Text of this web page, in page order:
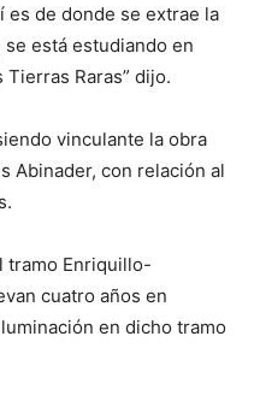
es de donde se extrae la
está estudiando en
Raras” dijo.
vinculante la obra
Abinader, con relación al
tramo Enriquillo-
cuatro años en
en dicho tramo